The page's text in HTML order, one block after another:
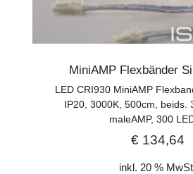
MiniAMP Flexbänder
LED CRI930 MiniAMP
IP20, 3000K, 500cm, beids.
maleAMP, 300
€134,64
inkl. 20 %